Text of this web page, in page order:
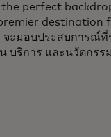
perfect
destination
ะมอบประสบการณ์ที่
บริการ และนวัตกรร